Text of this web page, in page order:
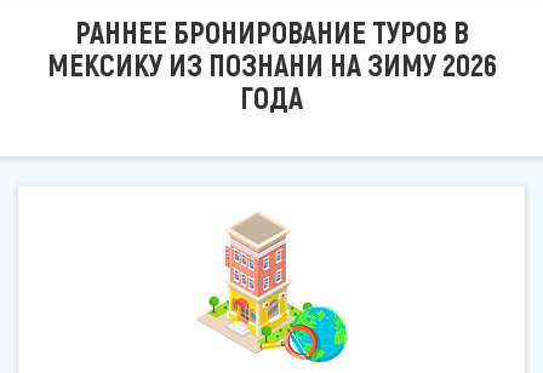
РАННЕЕ БРОНИРОВАНИЕ ТУРОВ В
МЕКСИКУ ИЗ ПОЗНАНИ НА ЗИМУ 2026
ГОДА